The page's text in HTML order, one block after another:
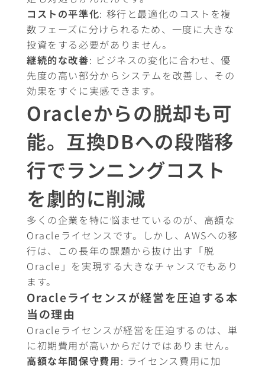
コストの平準化: 移行と最適化のコストを複
数フェーズに分けられるため、一度に大きな
投資をする必要がありません。
継続的な改善: ビジネスの変化に合わせ、優
先度の高い部分からシステムを改善し、その
効果をすぐに実感できます。
Oracleからの脱却も可
能。互換DBへの段階移
行でランニングコスト
を劇的に削減
多くの企業を特に悩ませているのが、高額な
Oracleライセンスです。しかし、AWSへの移
行は、この長年の課題から抜け出す「脱
Oracle」を実現する大きなチャンスでもあり
ます。
Oracleライセンスが経営を圧迫する本
当の理由
Oracleライセンスが経営を圧迫するのは、単
に初期費用が高いからだけではありません。
高額な年間保守費用: ライセンス費用に加